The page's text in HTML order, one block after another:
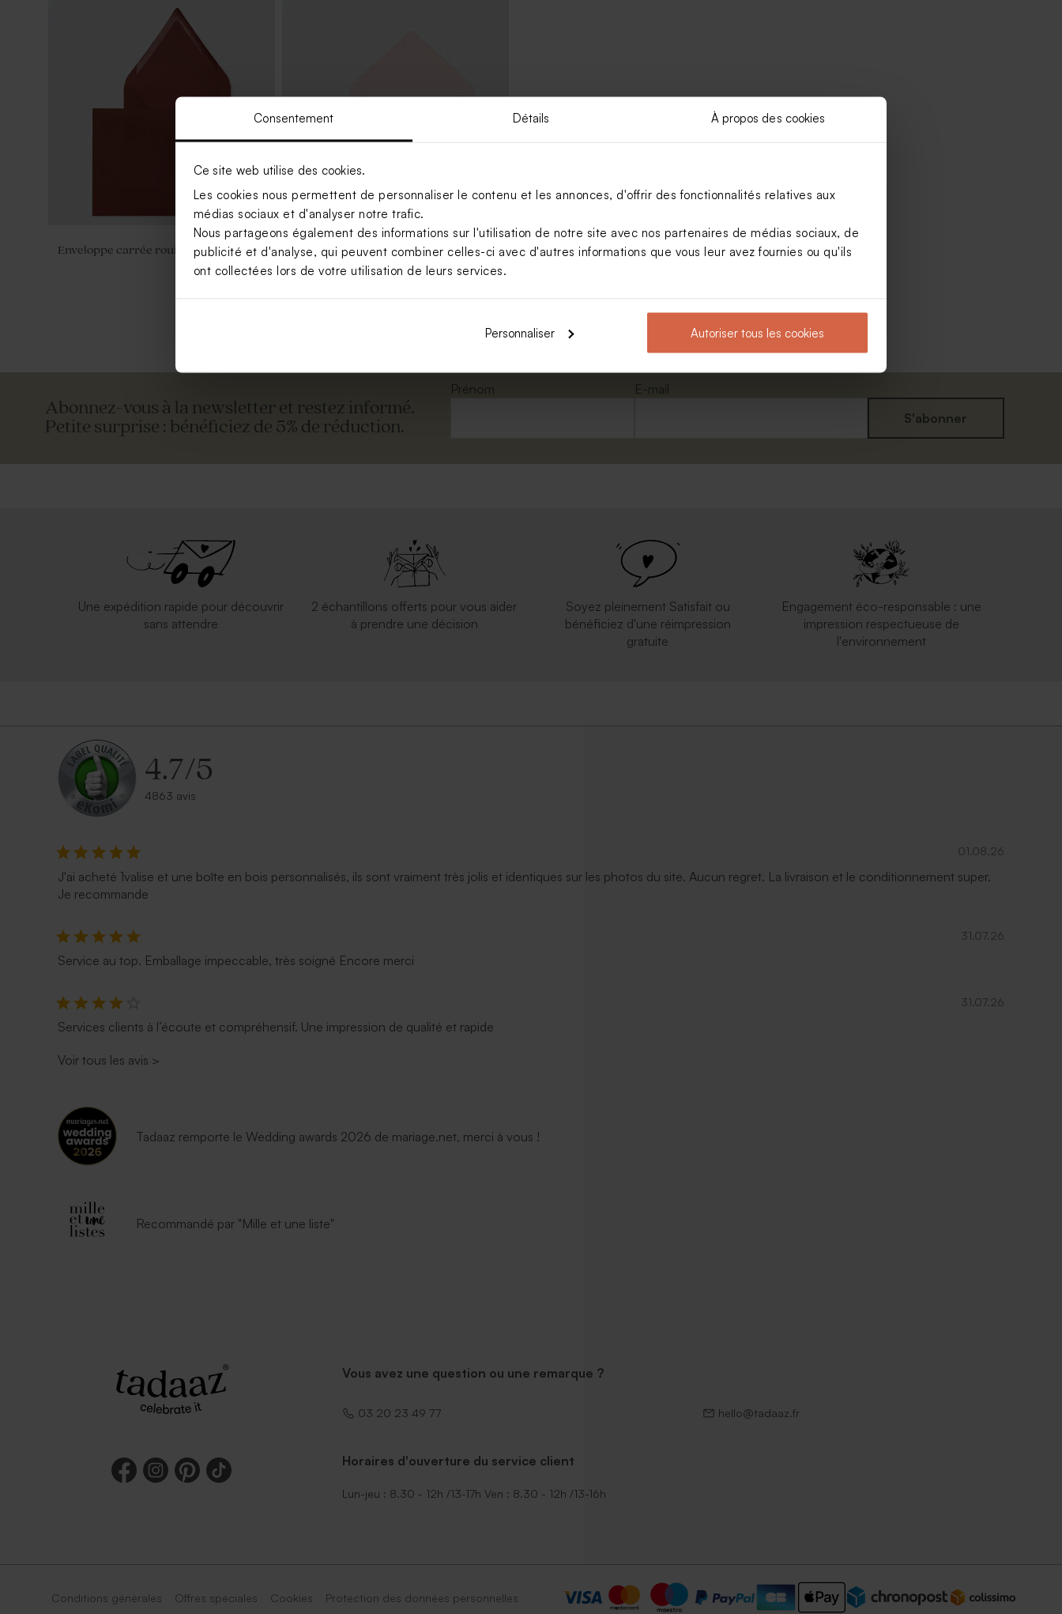
Consentement Détails À propos des cookies
Ce site web utilise des cookies.
Les cookies nous permettent de personnaliser le contenu et les annonces, d'offrir des fonctionnalités relatives aux
médias sociaux et d'analyser notre trafic.
Nous partageons également des informations sur l'utilisation de notre site avec nos partenaires de médias sociaux, de
publicité et d'analyse, qui peuvent combiner celles-ci avec d'autres informations que vous leur avez fournies ou qu'ils
ont collectées lors de votre utilisation de leurs services.
Personnaliser Autoriser tous les cookies
Enveloppe carrée rouille Enveloppe rectangle rose nude
Abonnez-vous à la newsletter et restez informé.
Petite surprise : bénéficiez de 5% de réduction.
Prénom
E-mail
S'abonner
Une expédition rapide pour découvrir
sans attendre
2 échantillons offerts pour vous aider
à prendre une décision
Soyez pleinement Satisfait ou
bénéficiez d'une réimpression
gratuite
Engagement éco-responsable : une
impression respectueuse de
l'environnement
4.7/5
4863 avis
01.08.26
J'ai acheté 1valise et une boîte en bois personnalisés, ils sont vraiment très jolis et identiques sur les photos du site. Aucun regret. La livraison et le conditionnement super.
Je recommande
31.07.26
Service au top. Emballage impeccable, très soigné Encore merci
31.07.26
Services clients à l’écoute et compréhensif. Une impression de qualité et rapide
Voir tous les avis >
Tadaaz remporte le Wedding awards 2026 de mariage.net, merci à vous !
Recommandé par "Mille et une liste"
Vous avez une question ou une remarque ?
03 20 23 49 77 hello@tadaaz.fr
Horaires d'ouverture du service client
Lun-jeu : 8.30 - 12h /13-17h Ven : 8.30 - 12h /13-16h
Conditions générales Offres spéciales Cookies Protection des données personnelles